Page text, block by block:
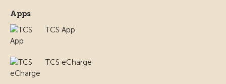
Apps
TCS App
TCS eCharge